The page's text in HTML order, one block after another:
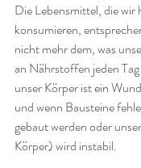
Die Lebensmittel, die wir
konsumieren,
nicht mehr dem, was
an Nährstoffen jeden
unser Körper ist ein
und wenn Bausteine
gebaut werden oder
Körper) wird instabil.